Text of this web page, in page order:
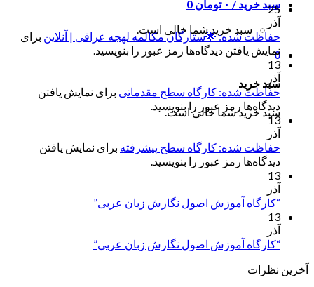
سبد خرید / ۰ تومان 0
سبد خرید شما خالی است.
0
سبد خرید
سبد خرید شما خالی است.
25
آذر
حفاظت شده: 🌟ستارگان مکالمه لهجه عراقی | آنلاین برای
نمایش یافتن دیدگاه‌ها رمز عبور را بنویسید.
13
آذر
حفاظت شده: کارگاه سطح مقدماتی برای نمایش یافتن
دیدگاه‌ها رمز عبور را بنویسید.
13
آذر
حفاظت شده: کارگاه سطح پیشرفته برای نمایش یافتن
دیدگاه‌ها رمز عبور را بنویسید.
13
آذر
“کارگاه آموزش اصول نگارش زبان عربی”
13
آذر
“کارگاه آموزش اصول نگارش زبان عربی”
آخرین نظرات